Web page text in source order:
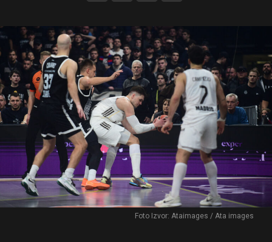
Foto Izvor: Ataimages / Ata images